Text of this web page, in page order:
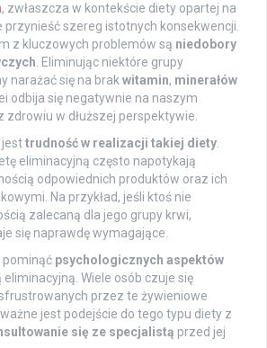
, zwłaszcza w kontekście diety opartej na
przynieść szereg istotnych konsekwencji.
z kluczowych problemów są niedobory
. Eliminując niektóre grupy
narażać się na brak witamin, minerałów
odbija się negatywnie na naszym
w dłuższej perspektywie.
jesttrudność w realizacji takiej diety
eliminacyjną często napotykają
odpowiednich produktów oraz ich
Na przykład, jeśli ktoś nie
zalecaną dla jego grupy krwi,
się naprawdę wymagające.
pominąć psychologicznych aspektów
Wiele osób czuje się
przez te żywieniowe
jest podejście do tego typu diety z
się ze specjalistą przed jej